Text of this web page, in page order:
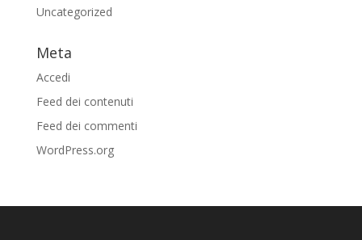
Uncategorized
Meta
Accedi
Feed dei contenuti
Feed dei commenti
WordPress.org